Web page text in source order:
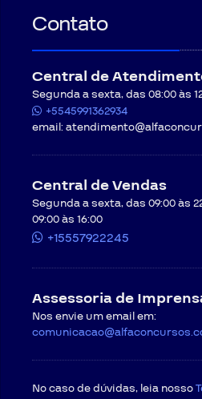
Contato
Central de
Segunda a sexta, das 08:00 às
+5545991362934
email:
Central de Vendas
Segunda a sexta, das 09:00 às
09:00 às 16:00
+15557922245
Assessoria de
Nos envie um email em:
No caso de dúvidas, leia nosso